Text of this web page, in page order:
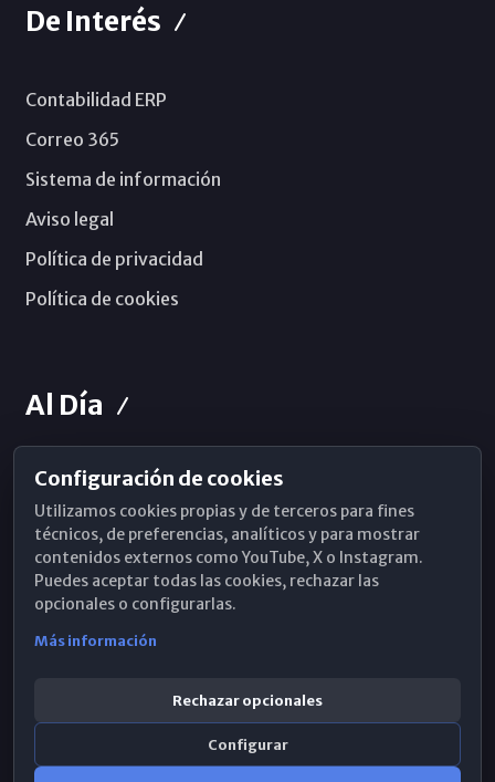
De Interés
Contabilidad ERP
Correo 365
Sistema de información
Aviso legal
Política de privacidad
Política de cookies
Al Día
Horarios de Misa
Hemeroteca
WhatsApp
Configuración de cookies
Utilizamos cookies propias y de terceros para fines
técnicos, de preferencias, analíticos y para mostrar
contenidos externos como YouTube, X o Instagram.
Puedes aceptar todas las cookies, rechazar las
opcionales o configurarlas.
Más información
Rechazar opcionales
Configurar